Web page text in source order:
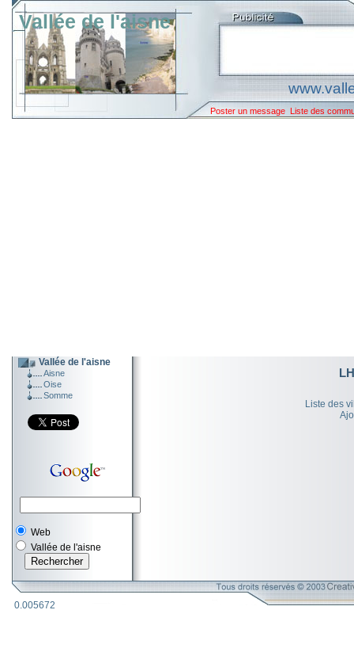
Vallée de l'aisne
Poster un message Liste des
Vallée de l'aisne
Aisne
Oise
Somme
Web
Vallée de l'aisne
Liste des
0.005672